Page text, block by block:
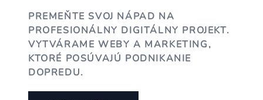
PREMEŇTE SVOJ NÁPAD NA
PROFESIONÁLNY DIGITÁLNY PROJEKT.
VYTVÁRAME WEBY A MARKETING,
KTORÉ POSÚVAJÚ PODNIKANIE
DOPREDU.